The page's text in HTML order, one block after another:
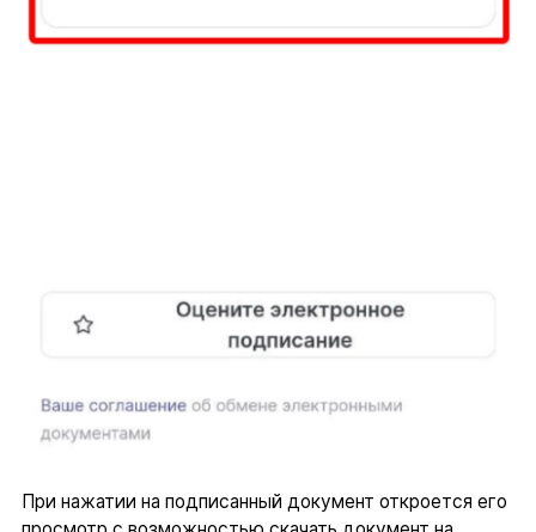
При нажатии на подписанный документ откроется его